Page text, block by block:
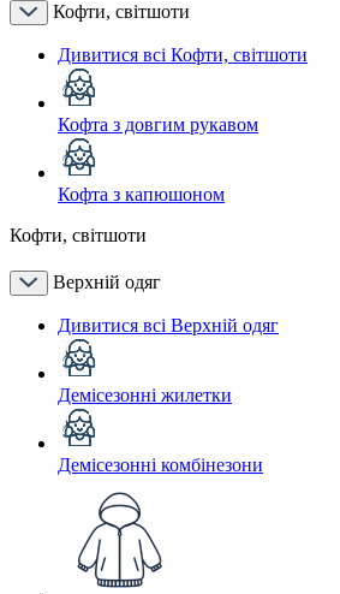
Кофти, світшоти
Дивитися всі Кофти, світшоти
Кофта з довгим рукавом
Кофта з капюшоном
Кофти, світшоти
Верхній одяг
Дивитися всі Верхній одяг
Демісезонні жилетки
Демісезонні комбінезони